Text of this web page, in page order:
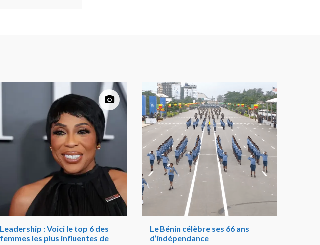
Leadership : Voici le top 6 des
femmes les plus influentes de
Le Bénin célèbre ses 66 ans
d’indépendance